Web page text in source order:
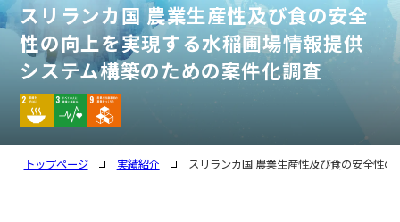
スリランカ国 農業生産性及び食の安全
性の向上を実現する水稲圃場情報提供
システム構築のための案件化調査
トップページ 実績紹介 スリランカ国 農業生産性及び食の安全性